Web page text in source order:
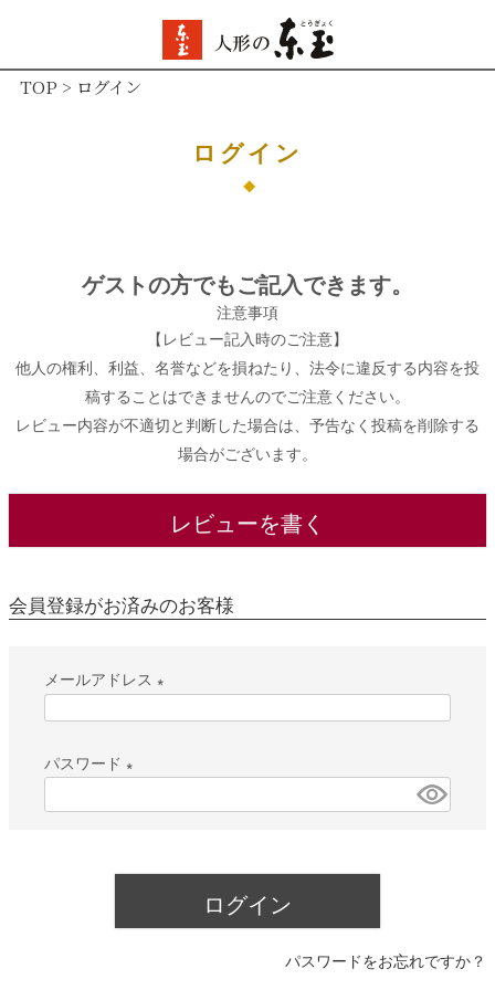
TOP ログイン
ログイン
ゲストの方でもご記入できます。
注意事項
【レビュー記入時のご注意】
他人の権利、利益、名誉などを損ねたり、法令に違反する内容を投
稿することはできませんのでご注意ください。
レビュー内容が不適切と判断した場合は、予告なく投稿を削除する
場合がございます。
レビューを書く
会員登録がお済みのお客様
メールアドレス
(
須
パスワード
ログイン
パスワードをお忘れですか？